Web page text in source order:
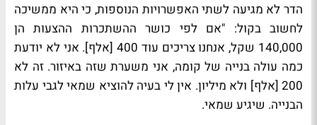
הדר לא מגיעה לשתי האפשרויות הנוספות, כי היא ממשיכה
לחשוב בקול: "אם לפי כושר ההשתכרות ההצעות הן
140,000 שקל, אנחנו צריכים עוד 400 [אלף]. אני לא יודעת
כמה עולה בנייה של קומה, אני משערת שזה באיזור. זה לא
200 [אלף] ולא מיליון. אין לי בעיה להוציא שמאי לגבי עלות
הבנייה. שיגיע שמאי.